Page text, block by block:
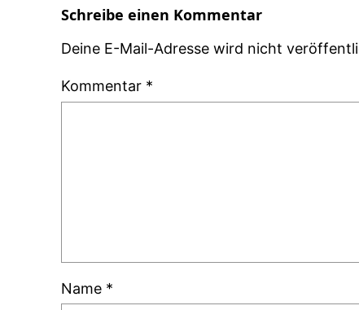
Schreibe einen Kommentar
Deine E-Mail-Adresse wird nicht
Kommentar *
Name *